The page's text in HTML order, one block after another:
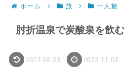
ホーム 旅 一人旅
肘折温泉で炭酸泉を飲む
2023.06.03 2022.11.03